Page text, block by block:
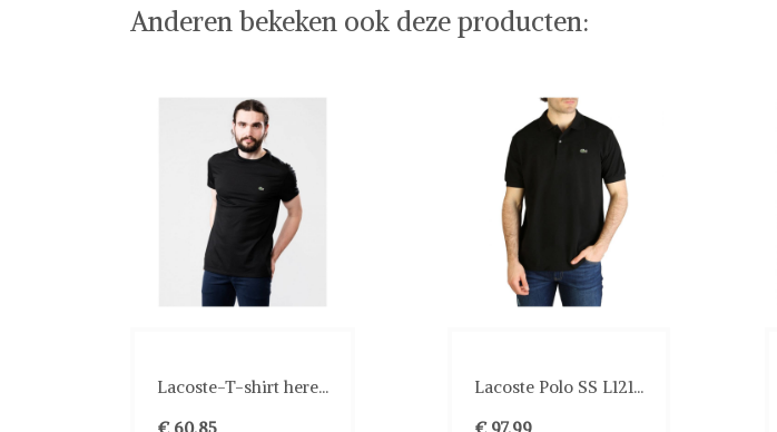
Anderen bekeken ook deze producten:
Lacoste-T-shirt here...
Lacoste Polo SS L121...